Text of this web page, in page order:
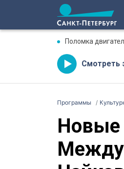
Поломка
Смотреть
Программы
Новые